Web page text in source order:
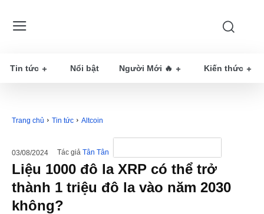
Tin tức Nổi bật Người Mới 🔥 Kiến thức
Trang chủ Tin tức Altcoin
03/08/2024 Tác giả Tân Tân
Liệu 1000 đô la XRP có thể trở
thành 1 triệu đô la vào năm 2030
không?